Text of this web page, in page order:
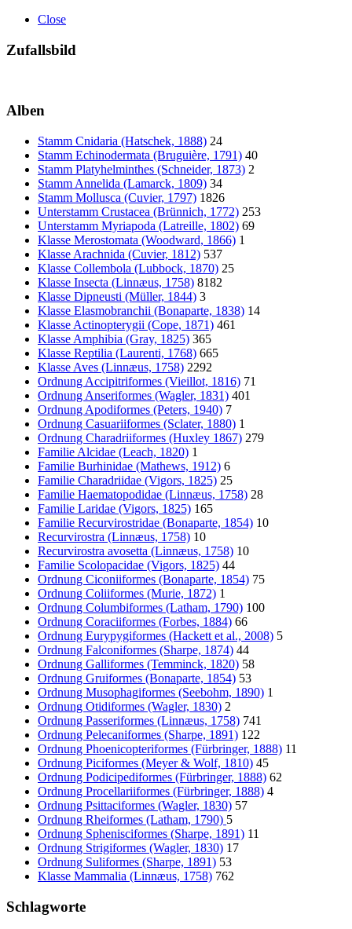
Close
Zufallsbild
Alben
Stamm Cnidaria (Hatschek, 1888) 24
Stamm Echinodermata (Bruguière, 1791) 40
Stamm Platyhelminthes (Schneider, 1873) 2
Stamm Annelida (Lamarck, 1809) 34
Stamm Mollusca (Cuvier, 1797) 1826
Unterstamm Crustacea (Brünnich, 1772) 253
Unterstamm Myriapoda (Latreille, 1802) 69
Klasse Merostomata (Woodward, 1866) 1
Klasse Arachnida (Cuvier, 1812) 537
Klasse Collembola (Lubbock, 1870) 25
Klasse Insecta (Linnæus, 1758) 8182
Klasse Dipneusti (Müller, 1844) 3
Klasse Elasmobranchii (Bonaparte, 1838) 14
Klasse Actinopterygii (Cope, 1871) 461
Klasse Amphibia (Gray, 1825) 365
Klasse Reptilia (Laurenti, 1768) 665
Klasse Aves (Linnæus, 1758) 2292
Ordnung Accipitriformes (Vieillot, 1816) 71
Ordnung Anseriformes (Wagler, 1831) 401
Ordnung Apodiformes (Peters, 1940) 7
Ordnung Casuariiformes (Sclater, 1880) 1
Ordnung Charadriiformes (Huxley 1867) 279
Familie Alcidae (Leach, 1820) 1
Familie Burhinidae (Mathews, 1912) 6
Familie Charadriidae (Vigors, 1825) 25
Familie Haematopodidae (Linnæus, 1758) 28
Familie Laridae (Vigors, 1825) 165
Familie Recurvirostridae (Bonaparte, 1854) 10
Recurvirostra (Linnæus, 1758) 10
Recurvirostra avosetta (Linnæus, 1758) 10
Familie Scolopacidae (Vigors, 1825) 44
Ordnung Ciconiiformes (Bonaparte, 1854) 75
Ordnung Coliiformes (Murie, 1872) 1
Ordnung Columbiformes (Latham, 1790) 100
Ordnung Coraciiformes (Forbes, 1884) 66
Ordnung Eurypygiformes (Hackett et al., 2008) 5
Ordnung Falconiformes (Sharpe, 1874) 44
Ordnung Galliformes (Temminck, 1820) 58
Ordnung Gruiformes (Bonaparte, 1854) 53
Ordnung Musophagiformes (Seebohm, 1890) 1
Ordnung Otidiformes (Wagler, 1830) 2
Ordnung Passeriformes (Linnæus, 1758) 741
Ordnung Pelecaniformes (Sharpe, 1891) 122
Ordnung Phoenicopteriformes (Fürbringer, 1888) 11
Ordnung Piciformes (Meyer & Wolf, 1810) 45
Ordnung Podicipediformes (Fürbringer, 1888) 62
Ordnung Procellariiformes (Fürbringer, 1888) 4
Ordnung Psittaciformes (Wagler, 1830) 57
Ordnung Rheiformes (Latham, 1790) 5
Ordnung Sphenisciformes (Sharpe, 1891) 11
Ordnung Strigiformes (Wagler, 1830) 17
Ordnung Suliformes (Sharpe, 1891) 53
Klasse Mammalia (Linnæus, 1758) 762
Schlagworte